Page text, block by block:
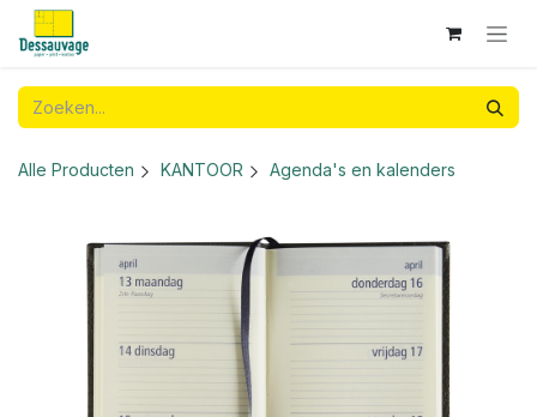
Overslaan naar inhoud
Alle Producten KANTOOR Agenda's en kalenders